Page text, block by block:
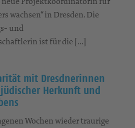
wachsen“ in Dresden. Die
und
ist für die […]
mit Dresdnerinnen
Herkunft und
Wochen wieder traurige